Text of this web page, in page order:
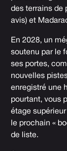
des terrains de
avis) et
En 2028, un
soutenu par le
ses portes,
nouvelles
enregistré une
pourtant, vous
étage
le prochain «
de liste.